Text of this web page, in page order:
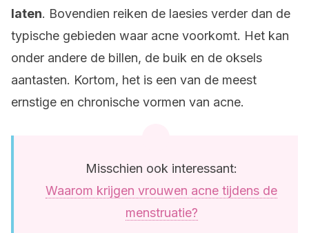
laten. Bovendien reiken de laesies verder dan de
typische gebieden waar acne voorkomt. Het kan
onder andere de billen, de buik en de oksels
aantasten. Kortom, het is een van de meest
ernstige en chronische vormen van acne.
Misschien ook interessant:
Waarom krijgen vrouwen acne tijdens de
menstruatie?